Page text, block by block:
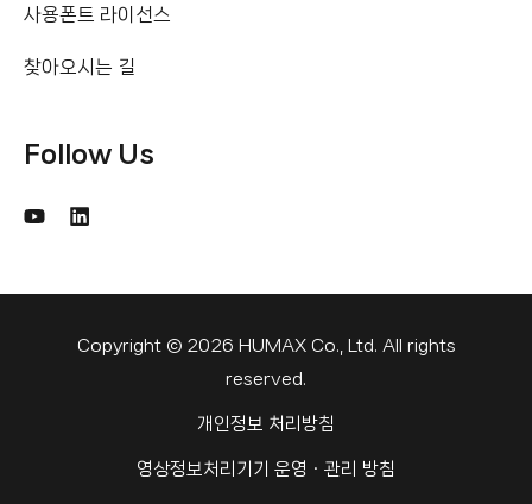
사용폰트 라이선스
찾아오시는 길
Follow Us
Copyright © 2026 HUMAX Co., Ltd. All rights
reserved.
개인정보 처리방침
영상정보처리기기 운영ㆍ관리 방침